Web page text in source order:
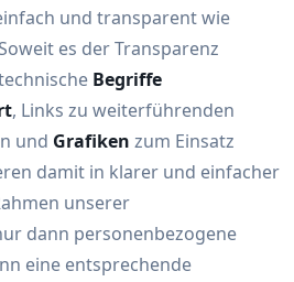
und transparent wie
es der Transparenz
Begriffe
, Links zu weiterführenden
und Grafiken zum Einsatz
damit in klarer und einfacher
unserer
dann personenbezogene
eine entsprechende